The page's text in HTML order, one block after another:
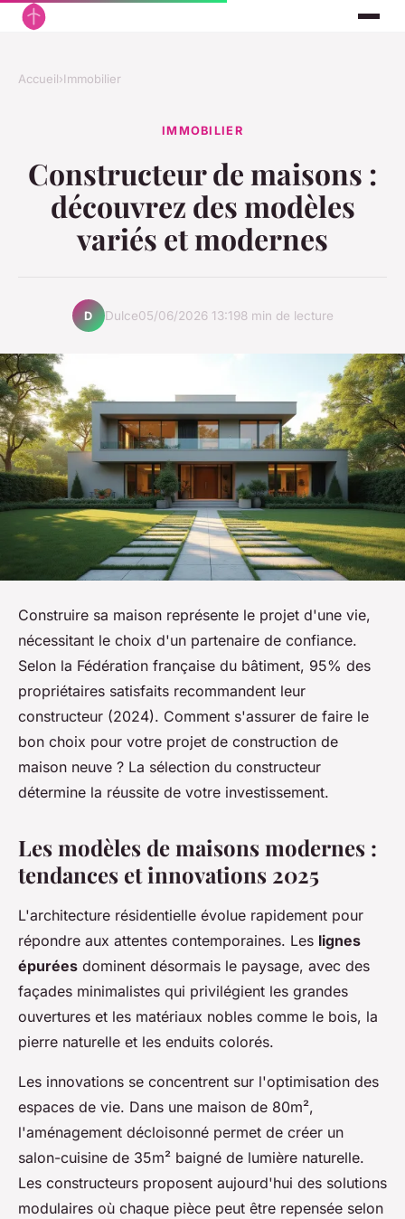
Accueil›Immobilier
IMMOBILIER
Constructeur de maisons :
découvrez des modèles
variés et modernes
D Dulce05/06/2026 13:198 min de lecture
Construire sa maison représente le projet d'une vie,
nécessitant le choix d'un partenaire de confiance.
Selon la Fédération française du bâtiment, 95% des
propriétaires satisfaits recommandent leur
constructeur (2024). Comment s'assurer de faire le
bon choix pour votre projet de construction de
maison neuve ? La sélection du constructeur
détermine la réussite de votre investissement.
Les modèles de maisons modernes :
tendances et innovations 2025
L'architecture résidentielle évolue rapidement pour
répondre aux attentes contemporaines. Les lignes
épurées dominent désormais le paysage, avec des
façades minimalistes qui privilégient les grandes
ouvertures et les matériaux nobles comme le bois, la
pierre naturelle et les enduits colorés.
Les innovations se concentrent sur l'optimisation des
espaces de vie. Dans une maison de 80m²,
l'aménagement décloisonné permet de créer un
salon-cuisine de 35m² baigné de lumière naturelle.
Les constructeurs proposent aujourd'hui des solutions
modulaires où chaque pièce peut être repensée selon